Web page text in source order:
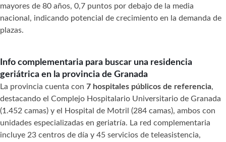
mayores de 80 años, 0,7 puntos por debajo de la media
nacional, indicando potencial de crecimiento en la demanda de
plazas.
Info complementaria para buscar una residencia
geriátrica en la provincia de Granada
La provincia cuenta con 7 hospitales públicos de referencia,
destacando el Complejo Hospitalario Universitario de Granada
(1.452 camas) y el Hospital de Motril (284 camas), ambos con
unidades especializadas en geriatría. La red complementaria
incluye 23 centros de día y 45 servicios de teleasistencia,